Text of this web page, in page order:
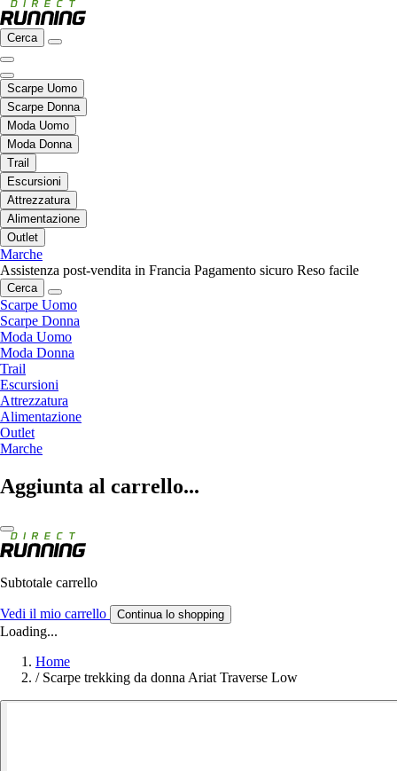
Cerca
Scarpe Uomo
Scarpe Donna
Moda Uomo
Moda Donna
Trail
Escursioni
Attrezzatura
Alimentazione
Outlet
Marche
Assistenza post-vendita in Francia Pagamento sicuro Reso facile
Cerca
Scarpe Uomo
Scarpe Donna
Moda Uomo
Moda Donna
Trail
Escursioni
Attrezzatura
Alimentazione
Outlet
Marche
Aggiunta al carrello...
Subtotale carrello
Vedi il mio carrello Continua lo shopping
Loading...
Home
/ Scarpe trekking da donna Ariat Traverse Low